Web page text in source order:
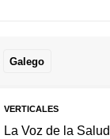
Galego
VERTICALES
La Voz de la Salud